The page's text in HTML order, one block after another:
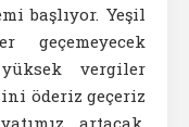
başlıyor. Yeşil
geçemeyecek
vergiler
öderiz geçeriz